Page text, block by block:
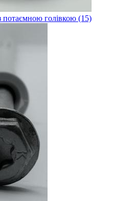
потаємною голівкою (15)